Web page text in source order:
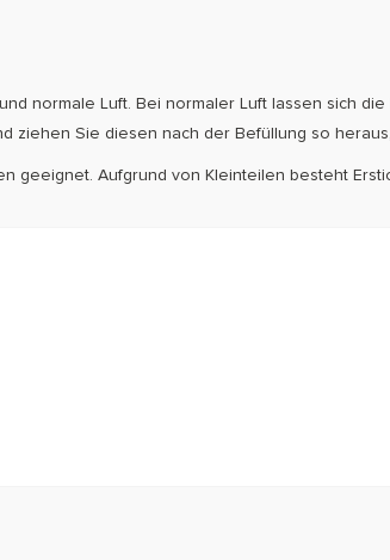
normale Luft. Bei normaler Luft lassen sich
ziehen Sie diesen nach der Be­füllung so
geeignet. Aufgrund von Kleinteilen besteht